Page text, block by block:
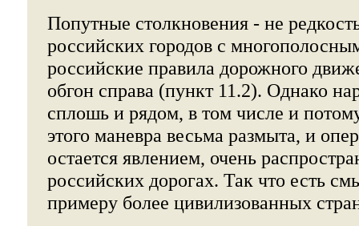
Попутные столкновения - не
российских городов с
российские правила дорожного
обгон справа (пункт 11.2). Однако
сплошь и рядом, в том числе и
этого маневра весьма размыта, и
остается явлением, очень
российских дорогах. Так что есть
примеру более цивилизованных